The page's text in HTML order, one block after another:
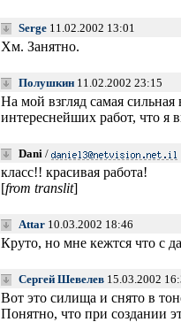
Serge 11.02.2002 13:01
Хм. Занятно.
Полушкин 11.02.2002 23:15
На мой взгляд самая
интереснейших работ, что я
Dani /
класс!! красивая работа!
[from translit]
Attar 10.03.2002 18:46
Круто, но мне кежтся что с
Сергей Шевелев 15.03.2002
Вот это силища и снято в
Понятно, что при создании